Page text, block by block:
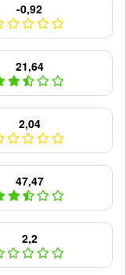
-0,92
21,64
2,04
47,47
2,2